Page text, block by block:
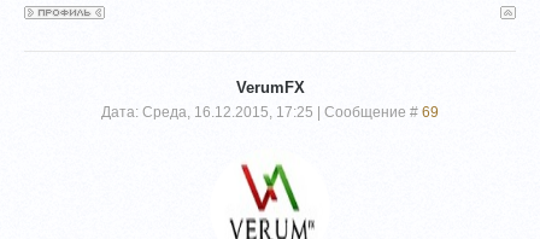
VerumFX
Дата: Среда, 16.12.2015, 17:25 | Сообщение # 69